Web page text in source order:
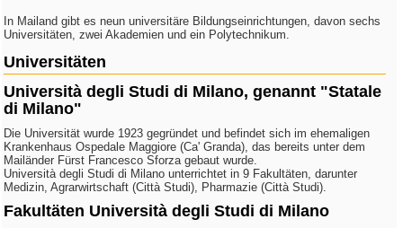
In Mailand gibt es neun universitäre Bildungseinrichtungen, davon sechs
Universitäten, zwei Akademien und ein Polytechnikum.
Universitäten
Università degli Studi di Milano, genannt "Statale
di Milano"
Die Universität wurde 1923 gegründet und befindet sich im ehemaligen
Krankenhaus Ospedale Maggiore (Ca' Granda), das bereits unter dem
Mailänder Fürst Francesco Sforza gebaut wurde.
Università degli Studi di Milano unterrichtet in 9 Fakultäten, darunter
Medizin, Agrarwirtschaft (Città Studi), Pharmazie (Città Studi).
Fakultäten Università degli Studi di Milano